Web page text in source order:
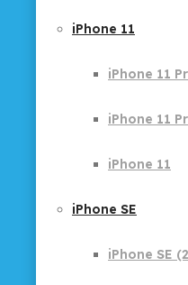
iPhone 11
iPhone 11
iPhone 11
iPhone 11
iPhone SE
iPhone SE